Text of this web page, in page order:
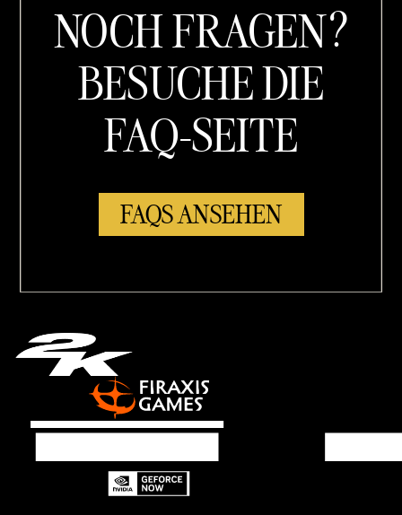
NOCH FRAGEN?
BESUCHE DIE
FAQ-SEITE
FAQS ANSEHEN